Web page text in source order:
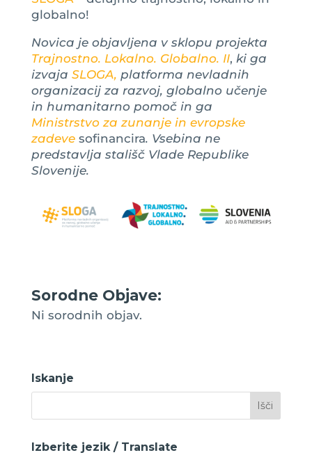
globalno!
Novica je objavljena v sklopu projekta
Trajnostno. Lokalno. Globalno. II, ki ga
izvaja SLOGA, platforma nevladnih
organizacij za razvoj, globalno učenje
in humanitarno pomoč in ga
Ministrstvo za zunanje in evropske
zadevesofinancira. Vsebina ne
predstavlja stališč Vlade Republike
Slovenije.
Sorodne Objave:
Ni sorodnih objav.
Iskanje
Izberite jezik / Translate